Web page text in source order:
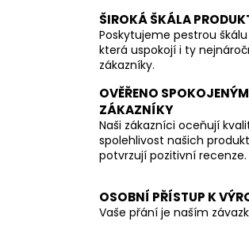
ŠIROKÁ ŠKÁLA
Poskytujeme pestrou
která uspokojí i ty
zákazníky.
OVĚŘENO
ZÁKAZNÍKY
Naši zákazníci oceňují
spolehlivost našich
potvrzují pozitivní recenze.
OSOBNÍ PŘÍSTUP K
Vaše přání je naším